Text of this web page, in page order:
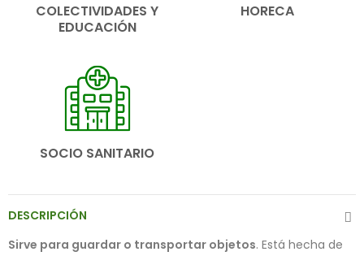
COLECTIVIDADES Y
EDUCACIÓN
HORECA
SOCIO SANITARIO
DESCRIPCIÓN
Sirve para guardar o transportar objetos. Está hecha de